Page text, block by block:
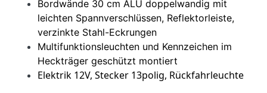
Bordwände 30 cm ALU doppelwandig mit
leichten Spannverschlüssen, Reflektorleiste,
verzinkte Stahl-Eckrungen
Multifunktionsleuchten und Kennzeichen im
Heckträger geschützt montiert
Elektrik 12V, Stecker 13polig, Rückfahrleuchte